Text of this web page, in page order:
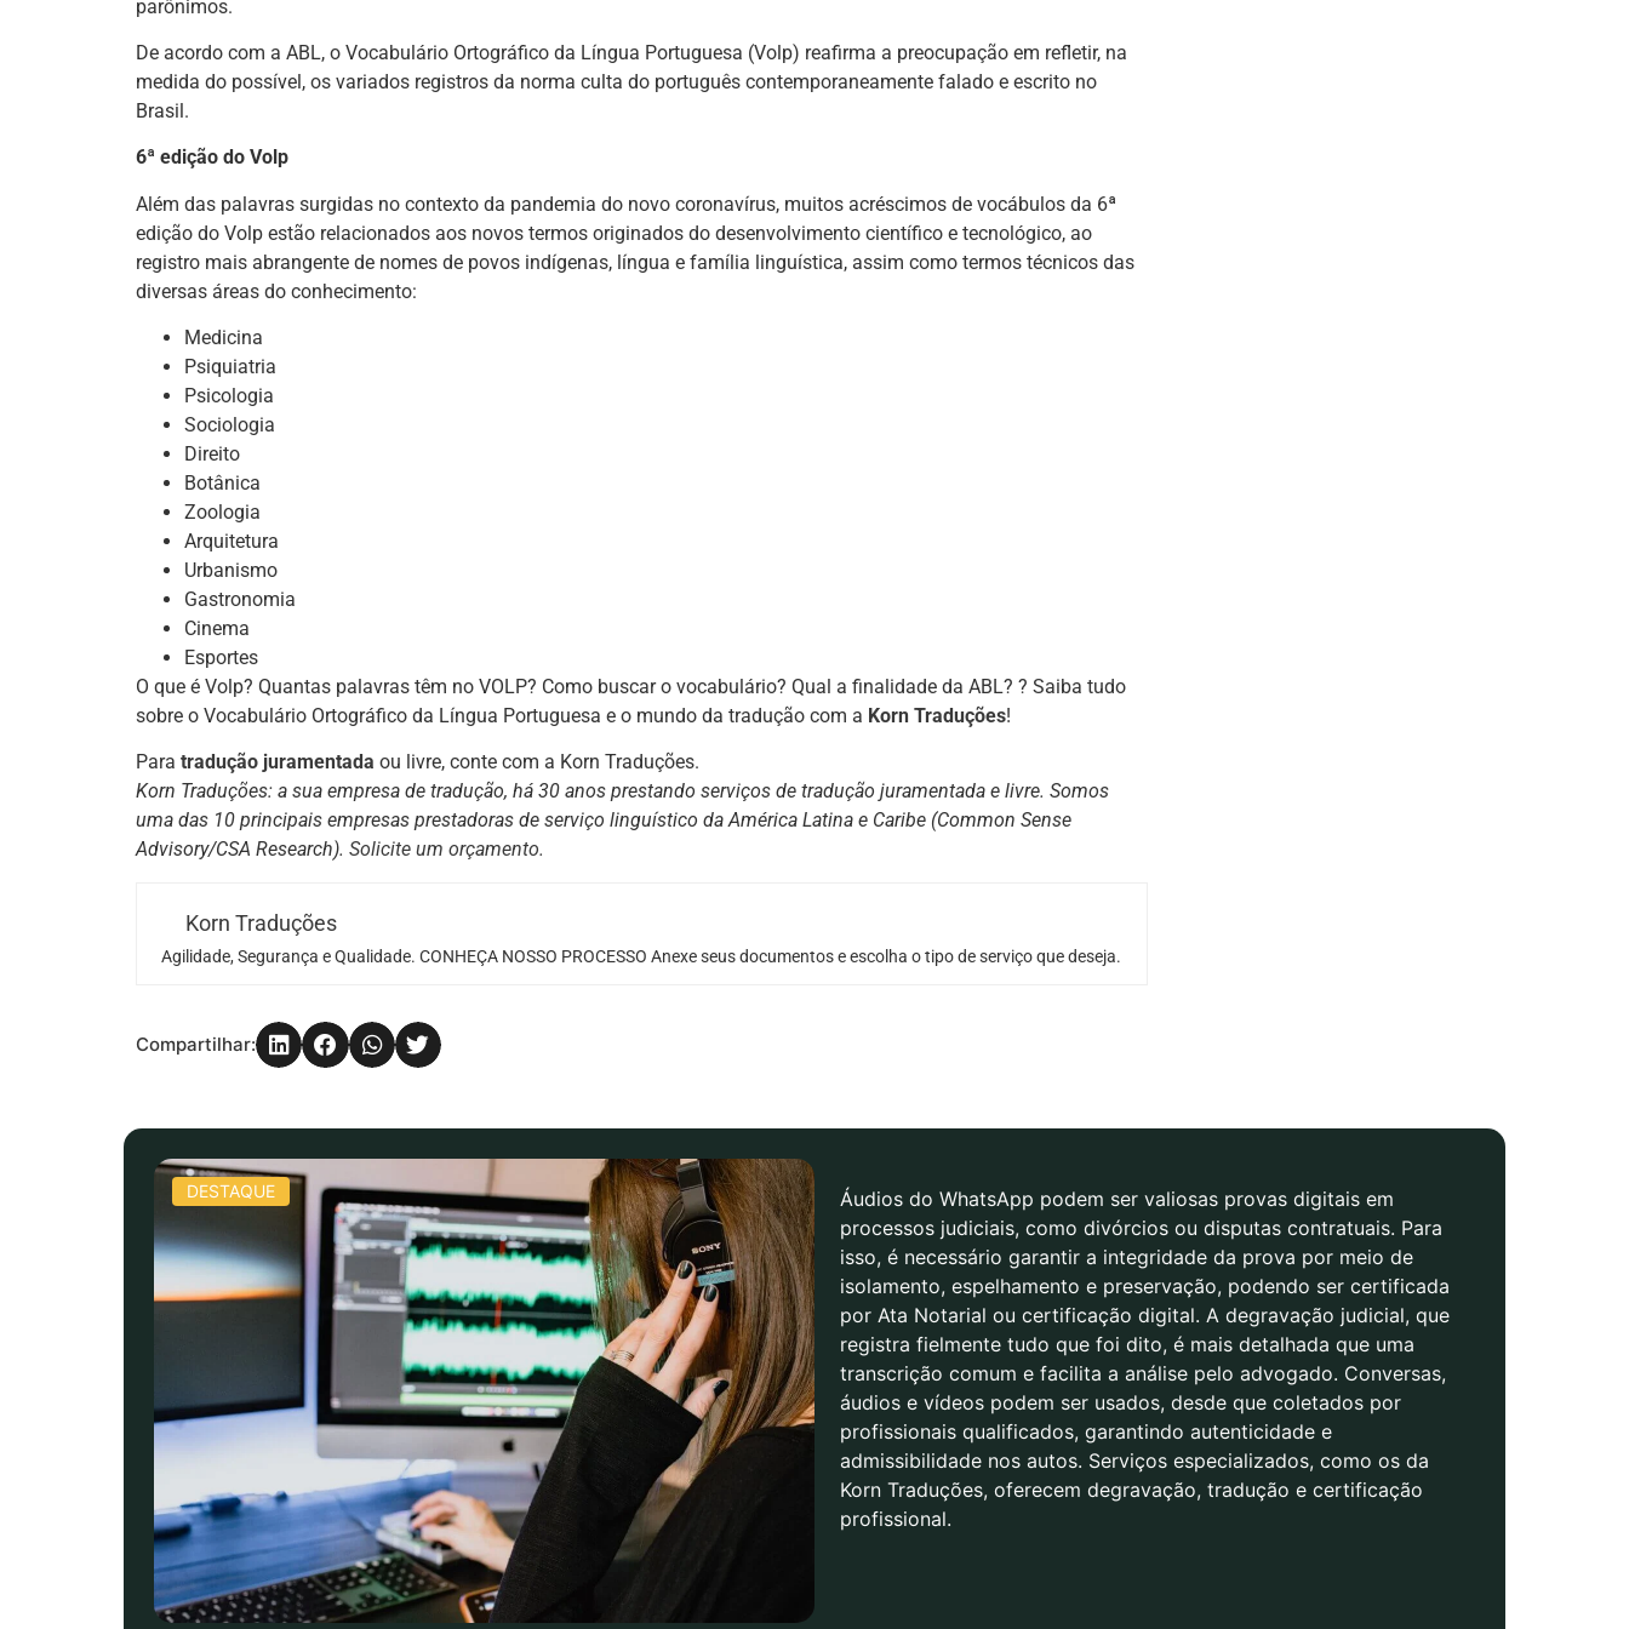
parônimos.
De acordo com a ABL, o Vocabulário Ortográfico da Língua Portuguesa (Volp) reafirma a preocupação em refletir, na
medida do possível, os variados registros da norma culta do português contemporaneamente falado e escrito no
Brasil.
6ª edição do Volp
Além das palavras surgidas no contexto da pandemia do novo coronavírus, muitos acréscimos de vocábulos da 6ª
edição do Volp estão relacionados aos novos termos originados do desenvolvimento científico e tecnológico, ao
registro mais abrangente de nomes de povos indígenas, língua e família linguística, assim como termos técnicos das
diversas áreas do conhecimento:
Medicina
Psiquiatria
Psicologia
Sociologia
Direito
Botânica
Zoologia
Arquitetura
Urbanismo
Gastronomia
Cinema
Esportes
O que é Volp? Quantas palavras têm no VOLP? Como buscar o vocabulário? Qual a finalidade da ABL? ? Saiba tudo
sobre o Vocabulário Ortográfico da Língua Portuguesa e o mundo da tradução com a Korn Traduções!
Para tradução juramentada ou livre, conte com a Korn Traduções.
Korn Traduções: a sua empresa de tradução, há 30 anos prestando serviços de tradução juramentada e livre. Somos
uma das 10 principais empresas prestadoras de serviço linguístico da América Latina e Caribe (Common Sense
Advisory/CSA Research). Solicite um orçamento.
Korn Traduções
Agilidade, Segurança e Qualidade. CONHEÇA NOSSO PROCESSO Anexe seus documentos e escolha o tipo de serviço que deseja.
Compartilhar:
DESTAQUE
Áudios do WhatsApp podem ser valiosas provas digitais em
processos judiciais, como divórcios ou disputas contratuais. Para
isso, é necessário garantir a integridade da prova por meio de
isolamento, espelhamento e preservação, podendo ser certificada
por Ata Notarial ou certificação digital. A degravação judicial, que
registra fielmente tudo que foi dito, é mais detalhada que uma
transcrição comum e facilita a análise pelo advogado. Conversas,
áudios e vídeos podem ser usados, desde que coletados por
profissionais qualificados, garantindo autenticidade e
admissibilidade nos autos. Serviços especializados, como os da
Korn Traduções, oferecem degravação, tradução e certificação
profissional.